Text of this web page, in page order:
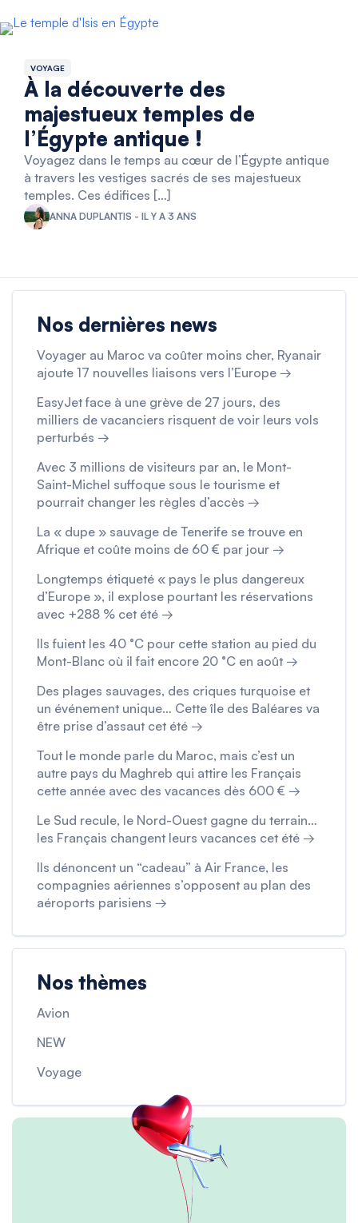
VOYAGE
À la découverte des
majestueux temples de
l’Égypte antique !
Voyagez dans le temps au cœur de l’Égypte antique
à travers les vestiges sacrés de ses majestueux
temples. Ces édifices […]
ANNA DUPLANTIS - IL Y A 3 ANS
Nos dernières news
Voyager au Maroc va coûter moins cher, Ryanair
ajoute 17 nouvelles liaisons vers l’Europe →
EasyJet face à une grève de 27 jours, des
milliers de vacanciers risquent de voir leurs vols
perturbés →
Avec 3 millions de visiteurs par an, le Mont-
Saint-Michel suffoque sous le tourisme et
pourrait changer les règles d’accès →
La « dupe » sauvage de Tenerife se trouve en
Afrique et coûte moins de 60 € par jour →
Longtemps étiqueté « pays le plus dangereux
d’Europe », il explose pourtant les réservations
avec +288 % cet été →
Ils fuient les 40 °C pour cette station au pied du
Mont-Blanc où il fait encore 20 °C en août →
Des plages sauvages, des criques turquoise et
un événement unique… Cette île des Baléares va
être prise d’assaut cet été →
Tout le monde parle du Maroc, mais c’est un
autre pays du Maghreb qui attire les Français
cette année avec des vacances dès 600 € →
Le Sud recule, le Nord-Ouest gagne du terrain…
les Français changent leurs vacances cet été →
Ils dénoncent un “cadeau” à Air France, les
compagnies aériennes s’opposent au plan des
aéroports parisiens →
Nos thèmes
Avion
NEW
Voyage